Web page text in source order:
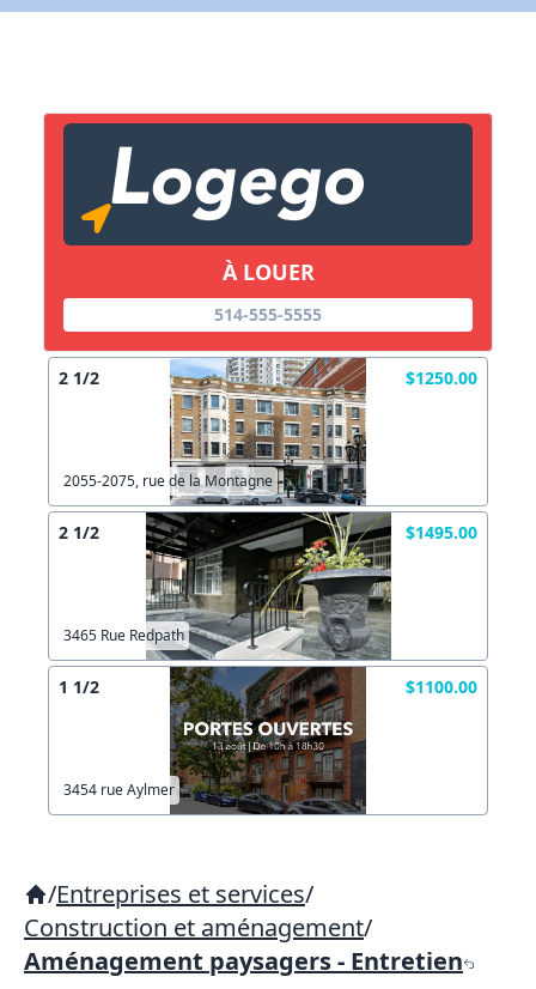
À LOUER
514-555-5555
2 1/2 $1250.00
2055-2075, rue de la Montagne
2 1/2 $1495.00
3465 Rue Redpath
1 1/2 $1100.00
3454 rue Aylmer
/Entreprises et services/
Construction et aménagement/
Aménagement paysagers - Entretien
Lien vers inscription (sera inclus dans courriel)
Copier lien
X Fermer
X Fermer